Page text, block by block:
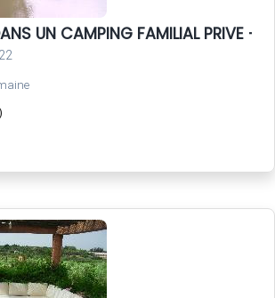
UN CAMPING FAMILIAL PRIVE -